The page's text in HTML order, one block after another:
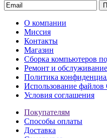
О компании
Миссия
Контакты
Магазин
Сборка компьютеров
Ремонт и
Политика
Использование файлов
Условия соглашения
Покупателям
Способы оплаты
Доставка